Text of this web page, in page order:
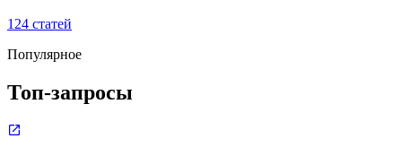
124 статей
Популярное
Топ-запросы